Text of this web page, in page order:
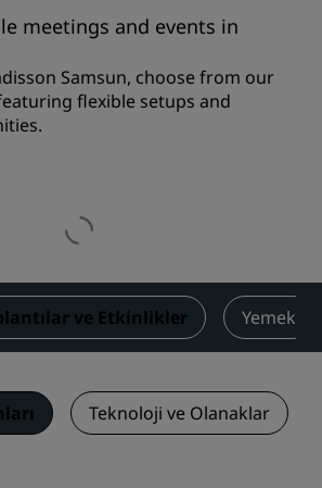
meetings and events in
Samsun, choose from our
flexible setups and
ve Etkinlikler Yemek
Teknoloji ve Olanaklar